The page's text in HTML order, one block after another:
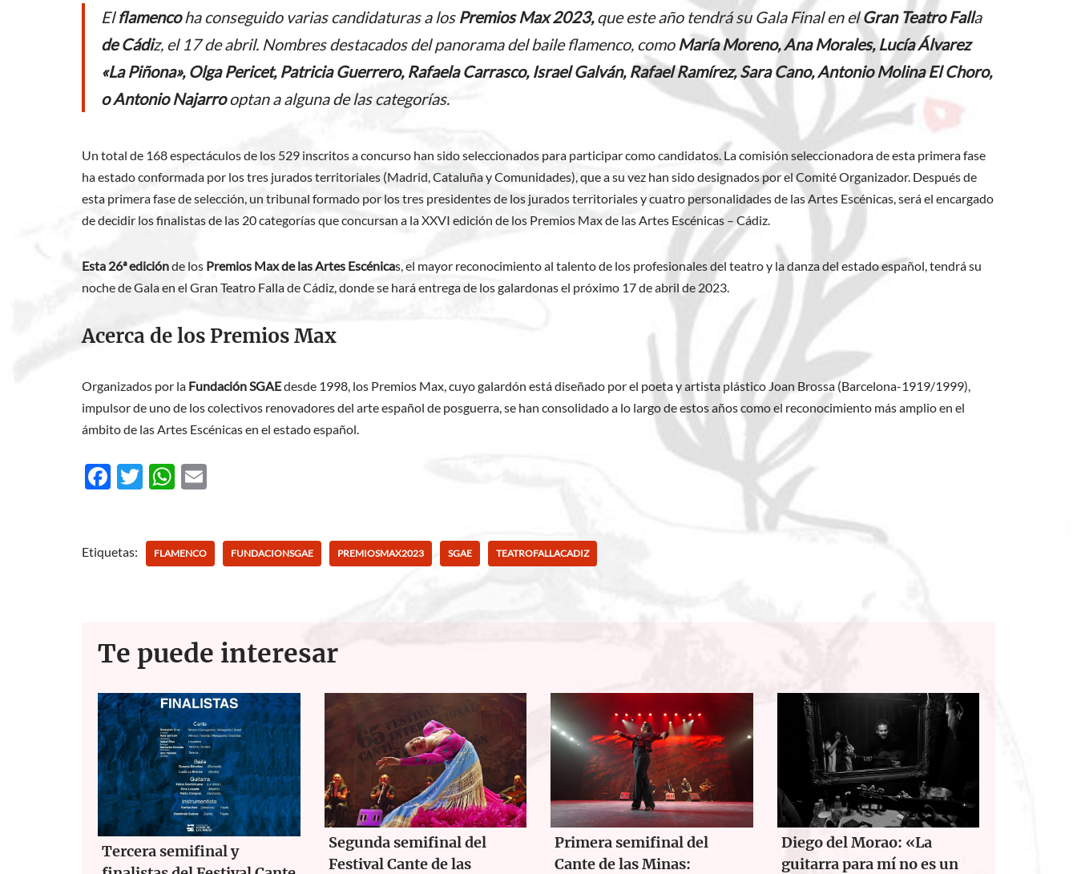
b
o
o
k
er s
A
p
p
Elflamencoha conseguido varias candidaturas a losPremios Max 2023,que este año tendrá su Gala Final en elGran Teatro Falla
de Cádiz, el 17 de abril. Nombres destacados del panorama del baile flamenco, como María Moreno, Ana Morales, Lucía Álvarez
«La Piñona», Olga Pericet, Patricia Guerrero, Rafaela Carrasco, Israel Galván, Rafael Ramírez, Sara Cano, Antonio Molina El Choro,
o Antonio Najarrooptan a alguna de las categorías.
Un total de 168 espectáculos de los 529 inscritos a concurso han sido seleccionados para participar como candidatos. La comisión seleccionadora de esta primera fase
ha estado conformada por los tres jurados territoriales (Madrid, Cataluña y Comunidades), que a su vez han sido designados por el Comité Organizador. Después de
esta primera fase de selección, un tribunal formado por los tres presidentes de los jurados territoriales y cuatro personalidades de las Artes Escénicas, será el encargado
de decidir los finalistas de las 20 categorías que concursan a la XXVI edición de los Premios Max de las Artes Escénicas – Cádiz.
Esta 26ª ediciónde los Premios Max de las Artes Escénicas, el mayor reconocimiento al talento de los profesionales del teatro y la danza del estado español, tendrá su
noche de Gala en el Gran Teatro Falla de Cádiz, donde se hará entrega de los galardonas el próximo 17 de abril de 2023.
Acerca de los Premios Max
Organizados por la Fundación SGAEdesde 1998, los Premios Max, cuyo galardón está diseñado por el poeta y artista plástico Joan Brossa (Barcelona-1919/1999),
impulsor de uno de los colectivos renovadores del arte español de posguerra, se han consolidado a lo largo de estos años como el reconocimiento más amplio en el
ámbito de las Artes Escénicas en el estado español.
F
b
T
er
W
s
Etiquetas: FLAMENCO FUNDACIONSGAE PREMIOSMAX2023 SGAE TEATROFALLACADIZ
Te puede interesar
Tercera semifinal y
Segunda semifinal del
Festival Cante de las
Primera semifinal del
Cante de las Minas:
Diego del Morao: «La
guitarra para mí no es un